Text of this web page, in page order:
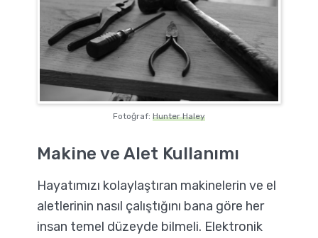
Fotoğraf: Hunter Haley
Makine ve Alet Kullanımı
Hayatımızı kolaylaştıran makinelerin ve el
aletlerinin nasıl çalıştığını bana göre her
insan temel düzeyde bilmeli. Elektronik